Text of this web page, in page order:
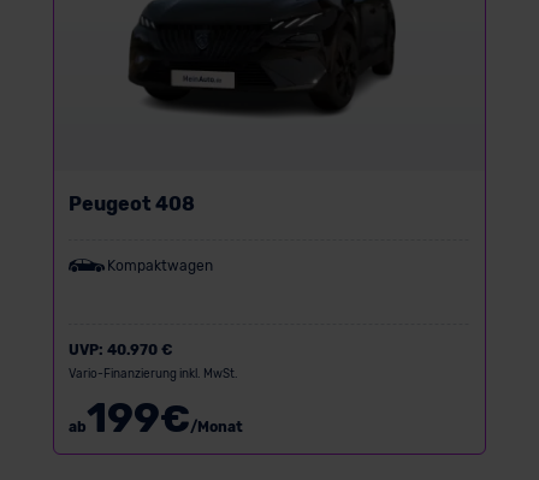
Peugeot 408
Kompaktwagen
UVP: 40.970 €
Vario-Finanzierung inkl. MwSt.
ab199€/Monat